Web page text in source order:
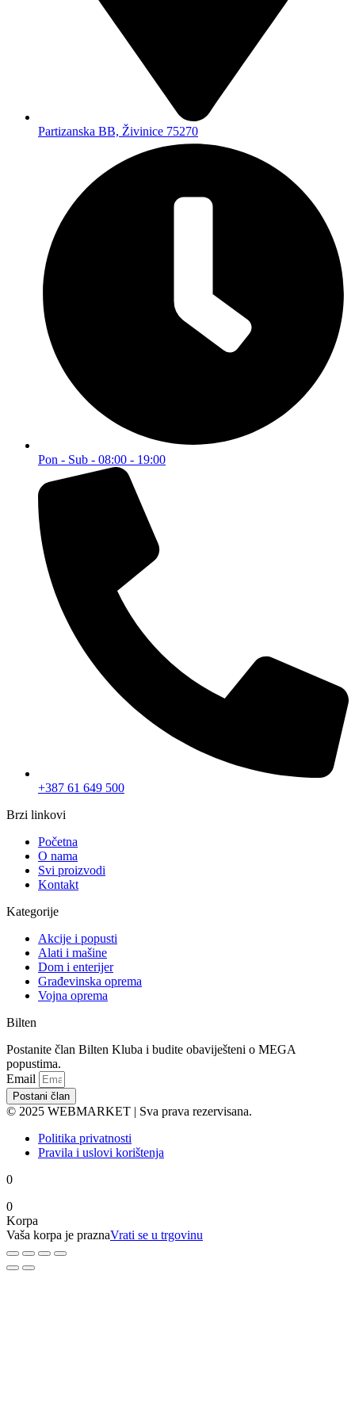
Partizanska BB, Živinice 75270
Pon - Sub - 08:00 - 19:00
+387 61 649 500
Brzi linkovi
Početna
O nama
Svi proizvodi
Kontakt
Kategorije
Akcije i popusti
Alati i mašine
Dom i enterijer
Građevinska oprema
Vojna oprema
Bilten
Postanite član Bilten Kluba i budite obaviješteni o MEGA
popustima.
Email
Postani član
© 2025 WEBMARKET | Sva prava rezervisana.
Politika privatnosti
Pravila i uslovi korištenja
0
0
Korpa
Vaša korpa je praznaVrati se u trgovinu